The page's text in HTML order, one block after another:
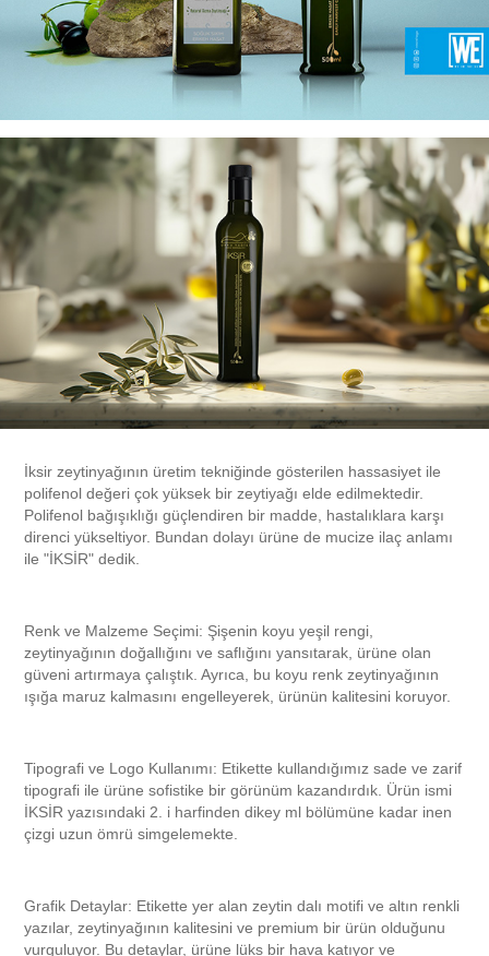
İksir zeytinyağının üretim tekniğinde gösterilen hassasiyet ile
polifenol değeri çok yüksek bir zeytiyağı elde edilmektedir.
Polifenol bağışıklığı güçlendiren bir madde, hastalıklara karşı
direnci yükseltiyor. Bundan dolayı ürüne de mucize ilaç anlamı
ile "İKSİR" dedik.
Renk ve Malzeme Seçimi: Şişenin koyu yeşil rengi,
zeytinyağının doğallığını ve saflığını yansıtarak, ürüne olan
güveni artırmaya çalıştık. Ayrıca, bu koyu renk zeytinyağının
ışığa maruz kalmasını engelleyerek, ürünün kalitesini koruyor.
Tipografi ve Logo Kullanımı: Etikette kullandığımız sade ve zarif
tipografi ile ürüne sofistike bir görünüm kazandırdık. Ürün ismi
İKSİR yazısındaki 2. i harfinden dikey ml bölümüne kadar inen
çizgi uzun ömrü simgelemekte.
Grafik Detaylar: Etikette yer alan zeytin dalı motifi ve altın renkli
yazılar, zeytinyağının kalitesini ve premium bir ürün olduğunu
vurguluyor. Bu detaylar, ürüne lüks bir hava katıyor ve